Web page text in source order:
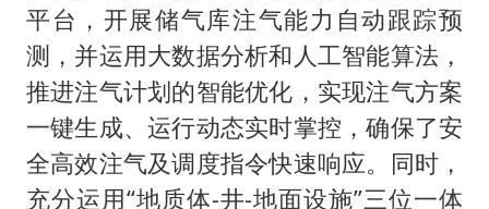
平台，开展储气库注气能力自动跟踪预
测，并运用大数据分析和人工智能算法，
推进注气计划的智能优化，实现注气方案
一键生成、运行动态实时掌控，确保了安
全高效注气及调度指令快速响应。同时，
充分运用“地质体-井-地面设施”三位一体